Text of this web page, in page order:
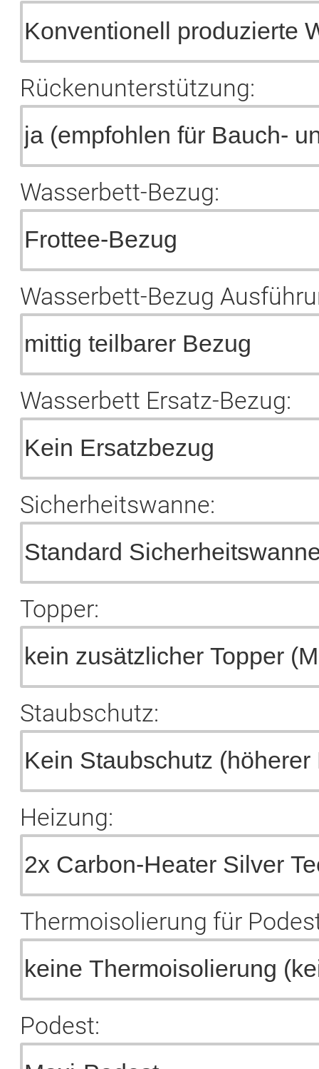
Rückenunterstützung:
Wasserbett-Bezug:
Wasserbett-Bezug
Wasserbett Ersatz-Bezug:
Sicherheitswanne:
Topper:
Staubschutz:
Heizung:
Thermoisolierung für
Podest: